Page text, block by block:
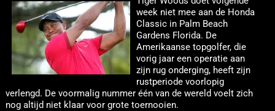
week niet mee aan de Honda
Classic in Palm Beach
Gardens Florida. De
Amerikaanse topgolfer, die
vorig jaar een operatie aan
zijn rug onderging, heeft zijn
rustperiode voorlopig
verlengd. De voormalig nummer één van de wereld voelt zich
nog altijd niet klaar voor grote toernooien.